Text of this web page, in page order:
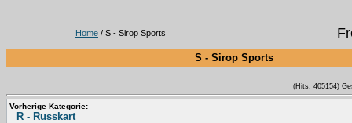
Home / S - Sirop Sports
S - Sirop Sports
(Hits: 405154)
Vorherige Kategorie:
R - Russkart